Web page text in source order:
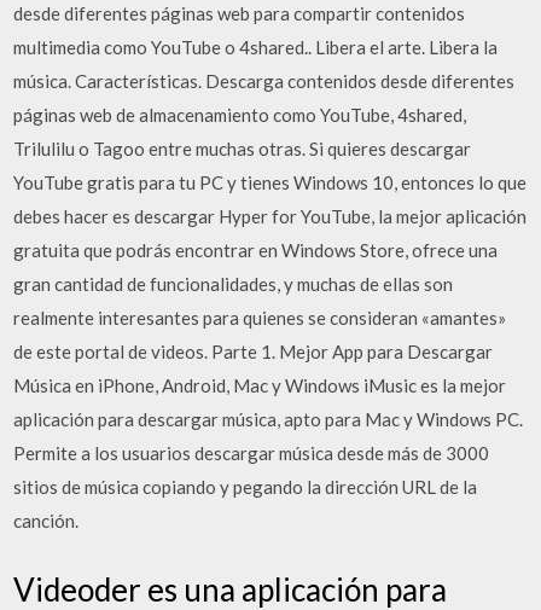
desde diferentes páginas web para compartir contenidos
multimedia como YouTube o 4shared.. Libera el arte. Libera la
música. Características. Descarga contenidos desde diferentes
páginas web de almacenamiento como YouTube, 4shared,
Trilulilu o Tagoo entre muchas otras. Si quieres descargar
YouTube gratis para tu PC y tienes Windows 10, entonces lo que
debes hacer es descargar Hyper for YouTube, la mejor aplicación
gratuita que podrás encontrar en Windows Store, ofrece una
gran cantidad de funcionalidades, y muchas de ellas son
realmente interesantes para quienes se consideran «amantes»
de este portal de videos. Parte 1. Mejor App para Descargar
Música en iPhone, Android, Mac y Windows iMusic es la mejor
aplicación para descargar música, apto para Mac y Windows PC.
Permite a los usuarios descargar música desde más de 3000
sitios de música copiando y pegando la dirección URL de la
canción.
Videoder es una aplicación para